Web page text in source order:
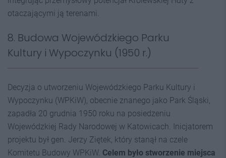
otaczającymi ją terenami.
8. Budowa Wojewódzkiego Parku
Kultury i Wypoczynku (1950 r.)
Decyzja o utworzeniu Wojewódzkiego Parku Kultury i
Wypoczynku (WPKiW), obecnie znanego jako Park Śląski,
zapadła 20 grudnia 1950 roku na posiedzeniu
Wojewódzkiej Rady Narodowej w Katowicach. Inicjatorem
projektu był gen. Jerzy Ziętek, który stanął na czele
Komitetu Budowy WPKiW. Celem było stworzenie miejsca